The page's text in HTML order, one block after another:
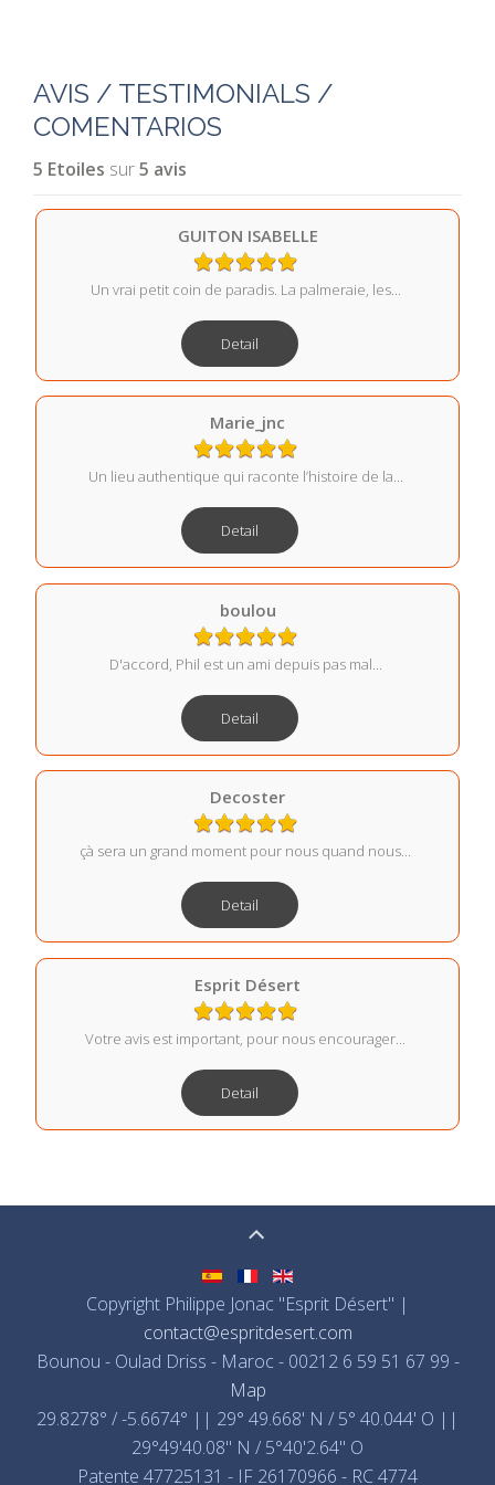
AVIS / TESTIMONIALS /
COMENTARIOS
5 Etoiles sur5 avis
GUITON ISABELLE
Un vrai petit coin de paradis. La palmeraie, les...
Detail
Marie_jnc
Un lieu authentique qui raconte l’histoire de la...
Detail
boulou
D'accord, Phil est un ami depuis pas mal...
Detail
Decoster
çà sera un grand moment pour nous quand nous...
Detail
Esprit Désert
Votre avis est important, pour nous encourager...
Detail
Copyright Philippe Jonac "Esprit Désert" |
contact@espritdesert.com
Bounou - Oulad Driss - Maroc - 00212 6 59 51 67 99 -
Map
29.8278° / -5.6674° || 29° 49.668' N / 5° 40.044' O ||
29°49'40.08" N / 5°40'2.64" O
Patente 47725131 - IF 26170966 - RC 4774